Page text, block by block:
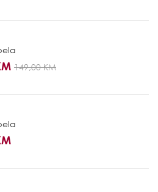
149,00 KM